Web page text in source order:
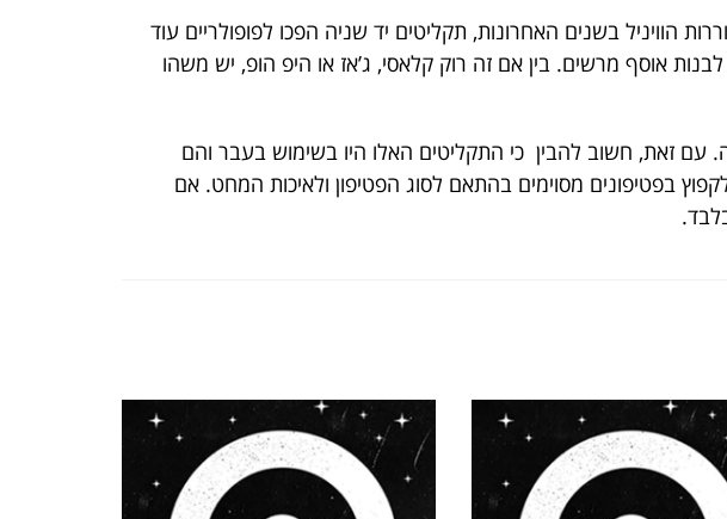
הוויניל בשנים האחרונות, תקליטים יד שניה הפכו לפופולריים עוד
אוסף מרשים. בין אם זה רוק קלאסי, ג’אז או היפ הופ, יש משהו
עם זאת, חשוב להבין כי התקליטים האלו היו בשימוש בעבר והם
בפטיפונים מסוימים בהתאם לסוג הפטיפון ולאיכות המחט. אם